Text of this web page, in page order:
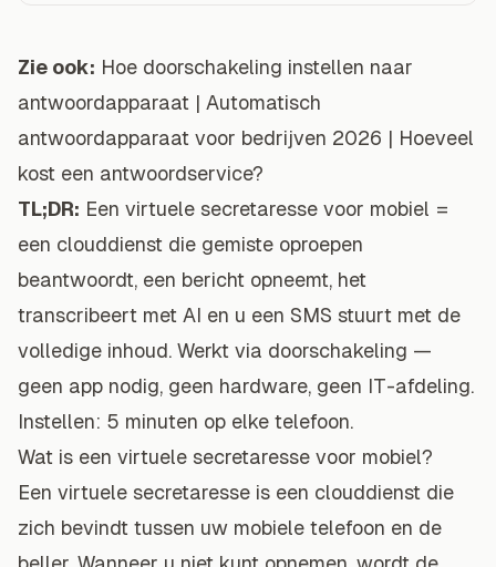
Zie ook: Hoe doorschakeling instellen naar
antwoordapparaat | Automatisch
antwoordapparaat voor bedrijven 2026 | Hoeveel
kost een antwoordservice?
TL;DR: Een virtuele secretaresse voor mobiel =
een clouddienst die gemiste oproepen
beantwoordt, een bericht opneemt, het
transcribeert met AI en u een SMS stuurt met de
volledige inhoud. Werkt via doorschakeling —
geen app nodig, geen hardware, geen IT-afdeling.
Instellen: 5 minuten op elke telefoon.
Wat is een virtuele secretaresse voor mobiel?
Een virtuele secretaresse is een clouddienst die
zich bevindt tussen uw mobiele telefoon en de